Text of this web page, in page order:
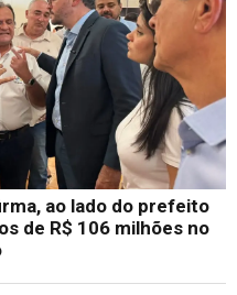
ao lado do prefeito
de R$ 106 milhões no